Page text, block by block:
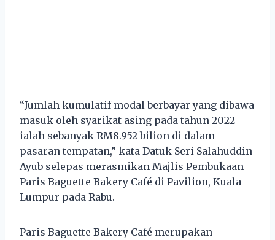
“Jumlah kumulatif modal berbayar yang dibawa
masuk oleh syarikat asing pada tahun 2022
ialah sebanyak RM8.952 bilion di dalam
pasaran tempatan,” kata Datuk Seri Salahuddin
Ayub selepas merasmikan Majlis Pembukaan
Paris Baguette Bakery Café di Pavilion, Kuala
Lumpur pada Rabu.
Paris Baguette Bakery Café merupakan